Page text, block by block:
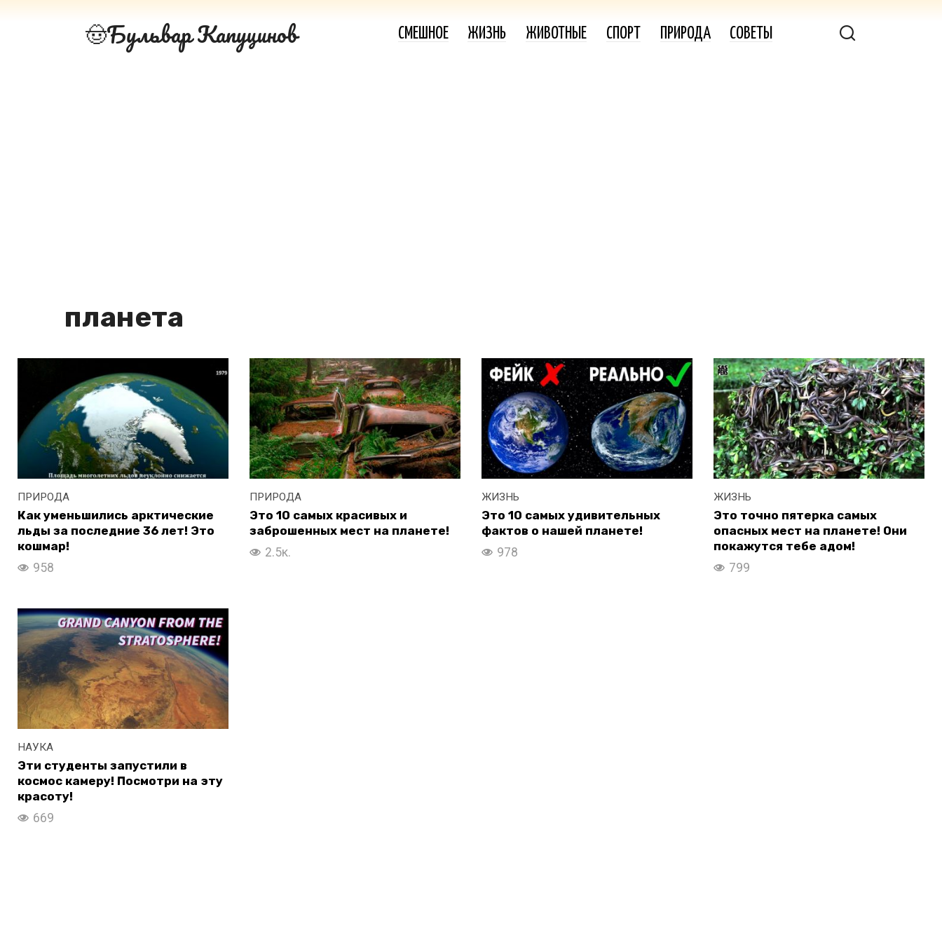
Бульвар Капуцинов СМЕШНОЕ ЖИЗНЬ ЖИВОТНЫЕ СПОРТ ПРИРОДА СОВЕТЫ
планета
ПРИРОДА
Как уменьшились арктические
льды за последние 36 лет! Это
кошмар!
958
ПРИРОДА
Это 10 самых красивых и
заброшенных мест на планете!
2.5к.
ЖИЗНЬ
Это 10 самых удивительных
фактов о нашей планете!
978
ЖИЗНЬ
Это точно пятерка самых
опасных мест на планете! Они
покажутся тебе адом!
799
НАУКА
Эти студенты запустили в
космос камеру! Посмотри на эту
красоту!
669